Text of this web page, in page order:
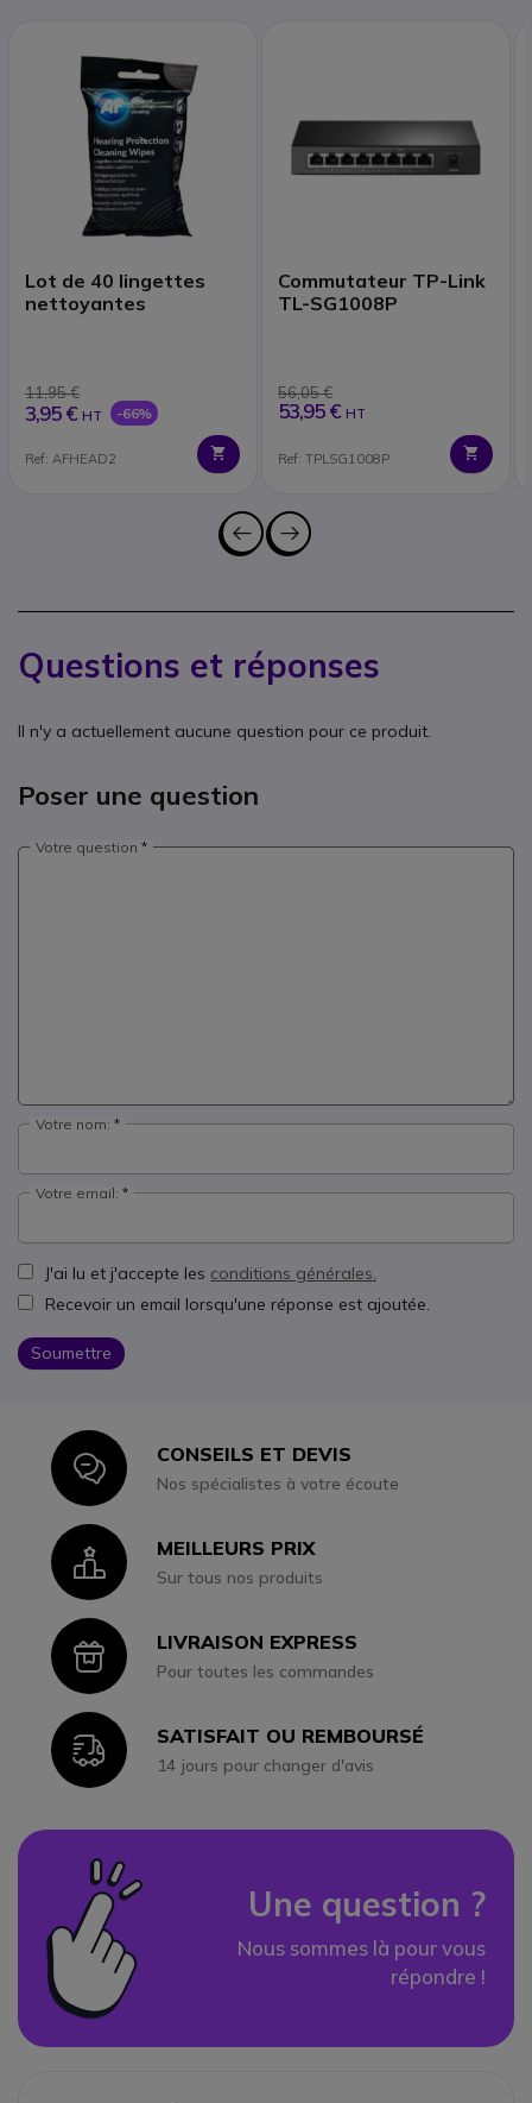
Lot de 40 lingettes
nettoyantes
11,95 €
3,95 € HT -66%
Ref: AFHEAD2
Commutateur TP-Link
TL-SG1008P
56,05 €
53,95 € HT
Ref: TPLSG1008P
Questions et réponses
Il n'y a actuellement aucune question pour ce produit.
Poser une question
Votre question
Votre nom:
Votre email:
J'ai lu et j'accepte les conditions générales.
Recevoir un email lorsqu'une réponse est ajoutée.
Soumettre
IconCONSEILS ET DEVIS
Nos spécialistes à votre écoute
IconMEILLEURS PRIX
Sur tous nos produits
IconLIVRAISON EXPRESS
Pour toutes les commandes
IconSATISFAIT OU REMBOURSÉ
14 jours pour changer d'avis
Une question ?
Nous sommes là pour vous
répondre !